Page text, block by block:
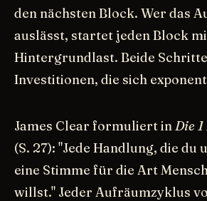
den nächsten Block. Wer das
auslässt, startet jeden Block
Hintergrundlast. Beide
Investitionen, die sich
James Clear formuliert inDie
(S. 27): "Jede Handlung, die
eine Stimme für die Art
willst." Jeder Aufräumzyklus